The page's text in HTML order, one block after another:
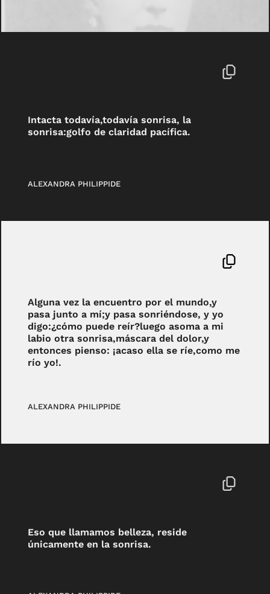
Intacta todavía,todavía sonrisa, la
sonrisa:golfo de claridad pacífica.
ALEXANDRA PHILIPPIDE
Alguna vez la encuentro por el mundo,y
pasa junto a mí;y pasa sonriéndose, y yo
digo:¿cómo puede reír?luego asoma a mi
labio otra sonrisa,máscara del dolor,y
entonces pienso: ¡acaso ella se ríe,como me
río yo!.
ALEXANDRA PHILIPPIDE
Eso que llamamos belleza, reside
únicamente en la sonrisa.